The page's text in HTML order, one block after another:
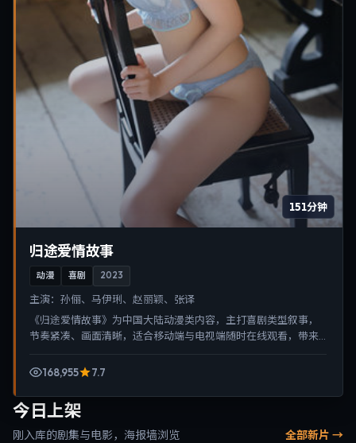
151分钟
归途爱情故事
动漫 喜剧 2023
主演： 孙俪、马伊琍、赵丽颖、张译
《归途爱情故事》为中国大陆动漫类内容，主打喜剧类型叙事，
节奏紧凑、画面清晰，适合移动端与电视端随时在线观看，带来
168,955
7.7
今日上架
刚入库的剧集与电影，海报墙浏览 全部新片 →